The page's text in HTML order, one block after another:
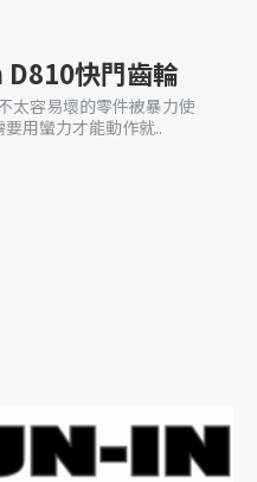
快門齒輪
太容易壞的零件被暴力使
用蠻力才能動作就..